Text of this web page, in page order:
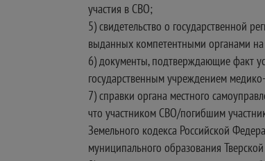
участия в СВО;
5) свидетельство о государственной
выданных компетентными органами
6) документы, подтверждающие факт
государственным учреждением
7) справки органа местного
что участником СВО/погибшим
Земельного кодекса Российской
муниципального образования